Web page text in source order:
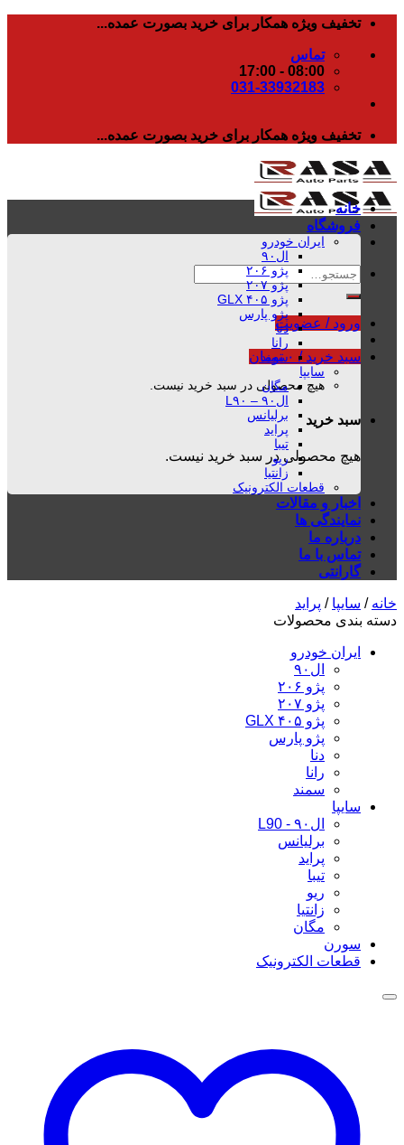
رفتن
محتوا
تخفیف ویژه همکار برای خرید بصورت عمده...
تماس
08:00 - 17:00
031-33932183
تخفیف ویژه همکار برای خرید بصورت عمده...
جستجو
ورود / عضویت
سبد خرید / ۰ تومان
هیچ محصولی در سبد خرید نیست.
سبد خرید
هیچ محصولی در سبد خرید نیست.
خانه
فروشگاه
ایران خودرو
ال۹۰
پژو ۲۰۶
پژو ۲۰۷
پژو ۴۰۵ GLX
پژو پارس
دنا
رانا
سمند
سایپا
مگان
ال۹۰ – L۹۰
برلیانس
پراید
تیبا
ریو
زانتیا
قطعات الکترونیک
اخبار و مقالات
نمایندگی ها
درباره ما
تماس با ما
گارانتی
خانه / سایپا / پراید
دسته بندی محصولات
ایران خودرو
ال۹۰
پژو ۲۰۶
پژو ۲۰۷
پژو ۴۰۵ GLX
پژو پارس
دنا
رانا
سمند
سایپا
ال۹۰ - L90
برلیانس
پراید
تیبا
ریو
زانتیا
مگان
سورن
قطعات الکترونیک